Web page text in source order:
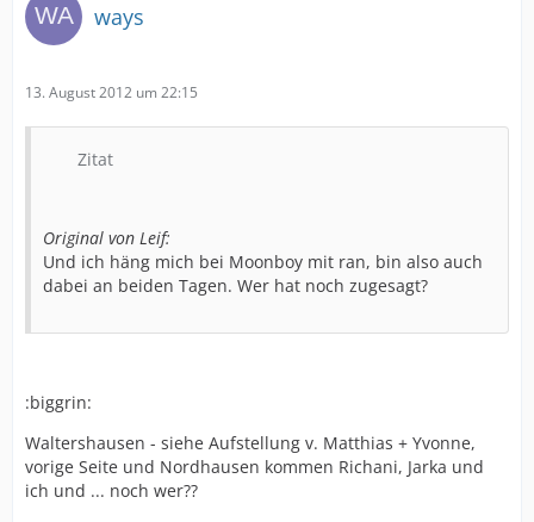
ways
13. August 2012 um 22:15
Zitat
Original von Leif:
Und ich häng mich bei Moonboy mit ran, bin also auch
dabei an beiden Tagen. Wer hat noch zugesagt?
:biggrin:
Waltershausen - siehe Aufstellung v. Matthias + Yvonne,
vorige Seite und Nordhausen kommen Richani, Jarka und
ich und ... noch wer??